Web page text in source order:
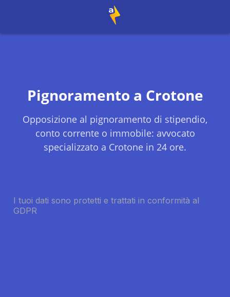
Pignoramento a Crotone
Opposizione al pignoramento di stipendio,
conto corrente o immobile: avvocato
specializzato a Crotone in 24 ore.